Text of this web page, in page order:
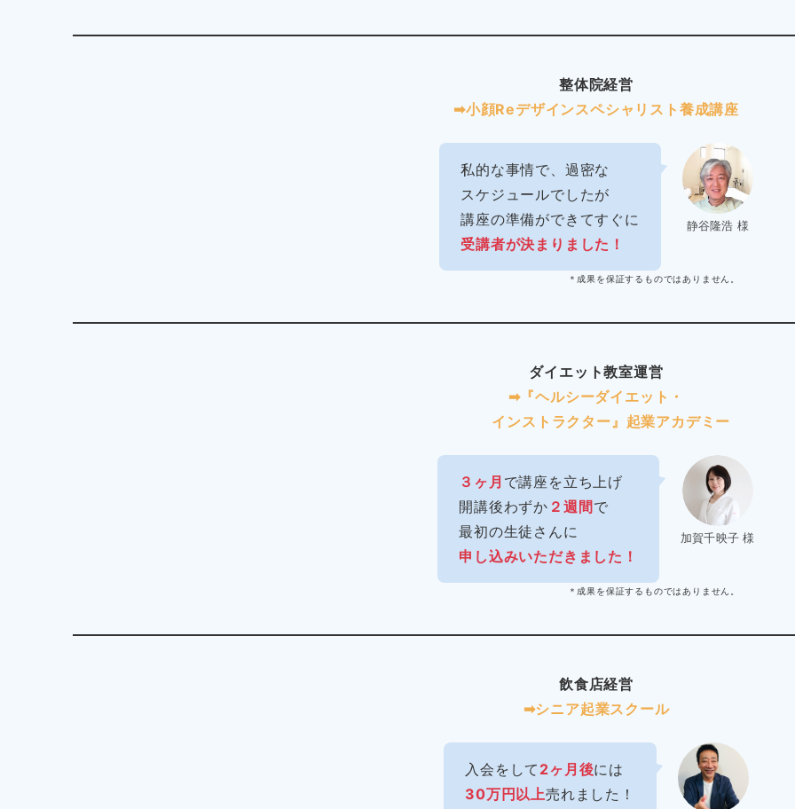
整体院経営
➡︎小顔Reデザインスペシャリスト養成講座
静谷隆浩 様
私的な事情で、過密な
スケジュールでしたが
講座の準備ができてすぐに
受講者が決まりました！
＊成果を保証するものではありません。
ダイエット教室運営
➡︎『ヘルシーダイエット・
インストラクター』起業アカデミー
加賀千映子 様
３ヶ月 で講座を立ち上げ
開講後わずか ２週間 で
最初の生徒さんに
申し込みいただきました！
＊成果を保証するものではありません。
飲食店経営
➡︎シニア起業スクール
入会をして 2ヶ月後には
30万円以上売れました！